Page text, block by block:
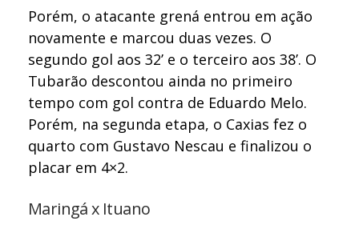
Porém, o atacante grená entrou em ação
novamente e marcou duas vezes. O
segundo gol aos 32’ e o terceiro aos 38’. O
Tubarão descontou ainda no primeiro
tempo com gol contra de Eduardo Melo.
Porém, na segunda etapa, o Caxias fez o
quarto com Gustavo Nescau e finalizou o
placar em 4×2.
Maringá x Ituano